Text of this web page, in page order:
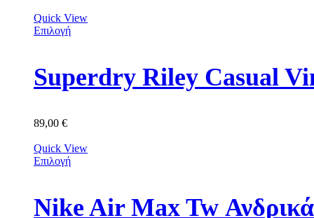
Quick View
Επιλογή
89,00 €
Quick View
Επιλογή
Nike Air Max Tw